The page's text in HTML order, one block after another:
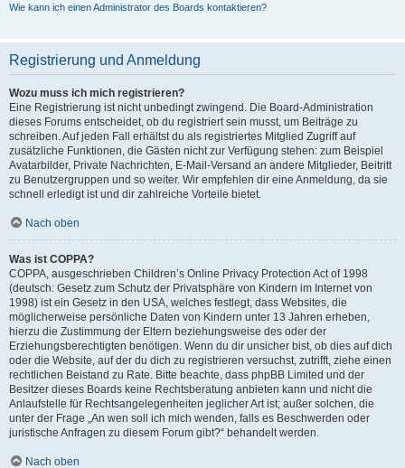
Wie kann ich einen Administrator des Boards kontaktieren?
Registrierung und Anmeldung
Wozu muss ich mich registrieren?
Eine Registrierung ist nicht unbedingt zwingend. Die Board-Administration
dieses Forums entscheidet, ob du registriert sein musst, um Beiträge zu
schreiben. Auf jeden Fall erhältst du als registriertes Mitglied Zugriff auf
zusätzliche Funktionen, die Gästen nicht zur Verfügung stehen: zum Beispiel
Avatarbilder, Private Nachrichten, E-Mail-Versand an andere Mitglieder, Beitritt
zu Benutzergruppen und so weiter. Wir empfehlen dir eine Anmeldung, da sie
schnell erledigt ist und dir zahlreiche Vorteile bietet.
Nach oben
Was ist COPPA?
COPPA, ausgeschrieben Children’s Online Privacy Protection Act of 1998
(deutsch: Gesetz zum Schutz der Privatsphäre von Kindern im Internet von
1998) ist ein Gesetz in den USA, welches festlegt, dass Websites, die
möglicherweise persönliche Daten von Kindern unter 13 Jahren erheben,
hierzu die Zustimmung der Eltern beziehungsweise des oder der
Erziehungsberechtigten benötigen. Wenn du dir unsicher bist, ob dies auf dich
oder die Website, auf der du dich zu registrieren versuchst, zutrifft, ziehe einen
rechtlichen Beistand zu Rate. Bitte beachte, dass phpBB Limited und der
Besitzer dieses Boards keine Rechtsberatung anbieten kann und nicht die
Anlaufstelle für Rechtsangelegenheiten jeglicher Art ist; außer solchen, die
unter der Frage „An wen soll ich mich wenden, falls es Beschwerden oder
juristische Anfragen zu diesem Forum gibt?“ behandelt werden.
Nach oben